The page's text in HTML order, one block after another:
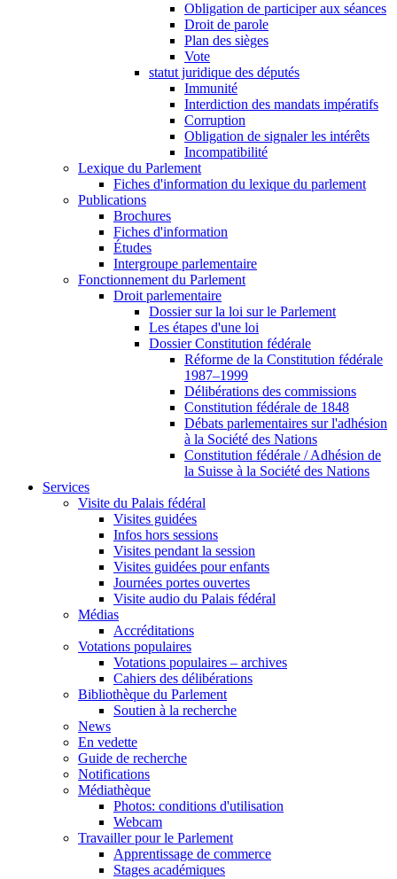
Obligation de participer aux séances
Droit de parole
Plan des sièges
Vote
statut juridique des députés
Immunité
Interdiction des mandats impératifs
Corruption
Obligation de signaler les intérêts
Incompatibilité
Lexique du Parlement
Fiches d'information du lexique du parlement
Publications
Brochures
Fiches d'information
Études
Intergroupe parlementaire
Fonctionnement du Parlement
Droit parlementaire
Dossier sur la loi sur le Parlement
Les étapes d'une loi
Dossier Constitution fédérale
Réforme de la Constitution fédérale
1987–1999
Délibérations des commissions
Constitution fédérale de 1848
Débats parlementaires sur l'adhésion
à la Société des Nations
Constitution fédérale / Adhésion de
la Suisse à la Société des Nations
Services
Visite du Palais fédéral
Visites guidées
Infos hors sessions
Visites pendant la session
Visites guidées pour enfants
Journées portes ouvertes
Visite audio du Palais fédéral
Médias
Accréditations
Votations populaires
Votations populaires – archives
Cahiers des délibérations
Bibliothèque du Parlement
Soutien à la recherche
News
En vedette
Guide de recherche
Notifications
Médiathèque
Photos: conditions d'utilisation
Webcam
Travailler pour le Parlement
Apprentissage de commerce
Stages académiques